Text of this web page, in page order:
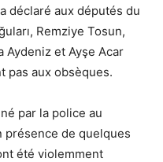
déclaré aux députés du
Remziye Tosun,
Aydeniz et Ayşe Acar
pas aux obsèques.
par la police au
de quelques
été violemment